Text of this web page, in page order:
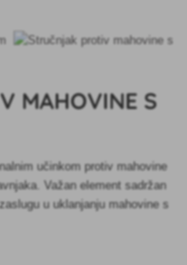
MAHOVINE S
učinkom protiv mahovine
Važan element sadržan
u uklanjanju mahovine s